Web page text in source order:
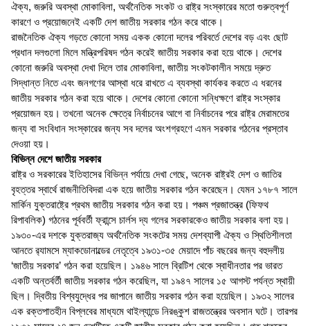
ঐক্য, জরুরি অবস্থা মোকাবিলা, অর্থনৈতিক সংকট ও রাষ্ট্র সংস্কারের মতো গুরুত্বপূর্ণ
কারণে ও প্রয়োজনেই একটি দেশ জাতীয় সরকার গঠন করে থাকে।
রাজনৈতিক ঐক্য গড়তে কোনো সময় একক কোনো দলের পরিবর্তে দেশের বড় এবং ছোট
প্রধান দলগুলো মিলে মন্ত্রিপরিষদ গঠন করেই জাতীয় সরকার করা হয়ে থাকে। দেশের
কোনো জরুরি অবস্থা দেখা দিলে তার মোকাবিলা, জাতীয় সংকটকালীন সময়ে দ্রুত
সিদ্ধান্ত নিতে এবং জনগণের আস্থা ধরে রাখতে এ ব্যবস্থা কার্যকর করতে এ ধরনের
জাতীয় সরকার গঠন করা হয়ে থাকে। দেশের কোনো কোনো সন্ধিক্ষণে রাষ্ট্র সংস্কার
প্রয়োজন হয়। তখনো অনেক ক্ষেত্রে নির্বাচনের আগে বা নির্বাচনের পরে রাষ্ট্র মেরামতের
জন্য বা সংবিধান সংস্কারের জন্য সব দলের অংশগ্রহণে এমন সরকার গঠনের প্রস্তাব
দেওয়া হয়।
বিভিন্ন দেশে জাতীয় সরকার
রাষ্ট্র ও সরকারের ইতিহাসের বিভিন্ন পর্যায়ে দেখা গেছে, অনেক রাষ্ট্রই দেশ ও জাতির
বৃহত্তর স্বার্থে রাজনীতিবিদরা এক হয়ে জাতীয় সরকার গঠন করেছেন। যেমন ১৭৮৭ সালে
মার্কিন যুক্তরাষ্ট্রে প্রথম জাতীয় সরকার গঠন করা হয়। পঞ্চম প্রজাতন্ত্র (ফিফথ
রিপাবলিক) গঠনের পূর্ববর্তী ফ্রান্সে চার্লস দ্য গলের সরকারকেও জাতীয় সরকার বলা হয়।
১৯৩০-এর দশকে যুক্তরাজ্য অর্থনৈতিক সংকটের সময় দেশব্যাপী ঐক্য ও স্থিতিশীলতা
আনতে র‌্যামসে ম্যাকডোনাল্ডের নেতৃত্বে ১৯৩১-৩৫ মেয়াদে পাঁচ বছরের জন্য বহুদলীয়
‘জাতীয় সরকার’ গঠন করা হয়েছিল। ১৯৪৬ সালে ব্রিটিশ থেকে স্বাধীনতার পর ভারত
একটি অন্তর্বর্তী জাতীয় সরকার গঠন করেছিল, যা ১৯৪৭ সালের ১৫ আগস্ট পর্যন্ত স্থায়ী
ছিল। দ্বিতীয় বিশ্বযুদ্ধের পর জাপানে জাতীয় সরকার গঠন করা হয়েছিল। ১৯৩২ সালের
এক রক্তপাতহীন বিপ্লবের মাধ্যমে থাইল্যান্ডে নিরঙ্কুশ রাজতন্ত্রের অবসান ঘটে। তারপর